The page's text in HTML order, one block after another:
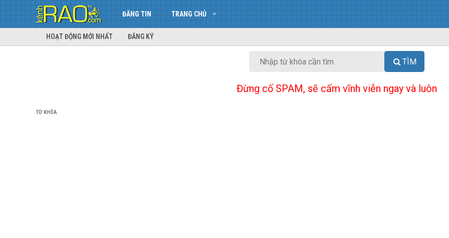
ĐĂNG TIN TRANG CHỦ
HOẠT ĐỘNG MỚI NHẤT ĐĂNG KÝ
TÌM
Đừng cố SPAM, sẽ cấm vĩnh viễn ngay và luôn
TỪ KHÓA